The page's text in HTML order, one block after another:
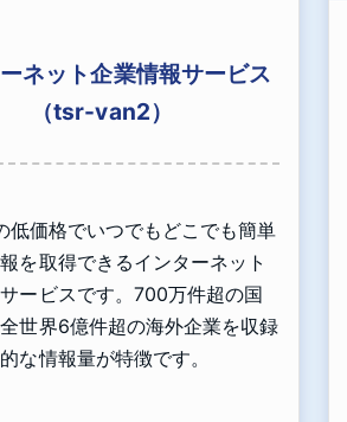
ネット企業情報サービス
（tsr-van2）
低価格でいつでもどこでも簡単
を取得できるインターネット
ービスです。700万件超の国
世界6億件超の海外企業を収録
な情報量が特徴です。